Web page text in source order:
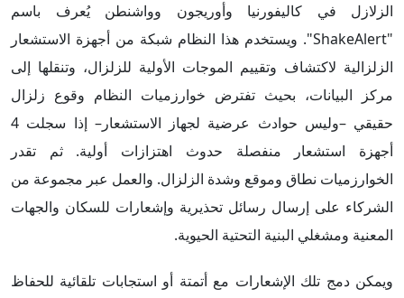
الزلازل في كاليفورنيا وأوريجون وواشنطن يُعرف باسم
"ShakeAlert". ويستخدم هذا النظام شبكة من أجهزة الاستشعار
الزلزالية لاكتشاف وتقييم الموجات الأولية للزلزال، وتنقلها إلى
مركز البيانات، بحيث تفترض خوارزميات النظام وقوع زلزال
حقيقي –وليس حوادث عرضية لجهاز الاستشعار– إذا سجلت 4
أجهزة استشعار منفصلة حدوث اهتزازات أولية. ثم تقدر
الخوارزميات نطاق وموقع وشدة الزلزال. والعمل عبر مجموعة من
الشركاء على إرسال رسائل تحذيرية وإشعارات للسكان والجهات
المعنية ومشغلي البنية التحتية الحيوية.
ويمكن دمج تلك الإشعارات مع أتمتة أو استجابات تلقائية للحفاظ